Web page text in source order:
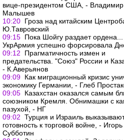
вице-президентом США, - Владимир
Малышев
10:20 Гроза над китайским
Ю.Тавровский
09:15 Пока Шойгу раздает ордена...
УкрАрмия успешно форсировала
09:12
Прагматичность измен и
предательства. "Союз" России и
- К.Аверьянов
09:09 Как миграционный кризис
экономику Германии, - Глеб
09:05 Казахстан оказался самым
союзником Кремля. Обнимашки с
пазухой, - НГ
09:02 Турция и Израиль
готовность к торговой войне, - Игорь
Субботин